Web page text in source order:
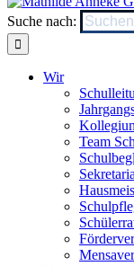
Suche nach:
Wir
Team